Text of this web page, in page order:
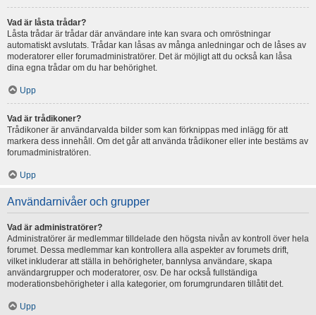
Vad är låsta trådar?
Låsta trådar är trådar där användare inte kan svara och omröstningar
automatiskt avslutats. Trådar kan låsas av många anledningar och de låses av
moderatorer eller forumadministratörer. Det är möjligt att du också kan låsa
dina egna trådar om du har behörighet.
Upp
Vad är trådikoner?
Trådikoner är användarvalda bilder som kan förknippas med inlägg för att
markera dess innehåll. Om det går att använda trådikoner eller inte bestäms av
forumadministratören.
Upp
Användarnivåer och grupper
Vad är administratörer?
Administratörer är medlemmar tilldelade den högsta nivån av kontroll över hela
forumet. Dessa medlemmar kan kontrollera alla aspekter av forumets drift,
vilket inkluderar att ställa in behörigheter, bannlysa användare, skapa
användargrupper och moderatorer, osv. De har också fullständiga
moderationsbehörigheter i alla kategorier, om forumgrundaren tillåtit det.
Upp